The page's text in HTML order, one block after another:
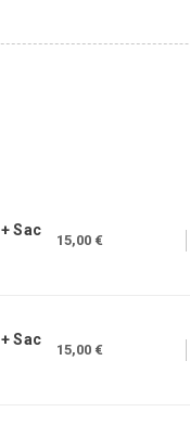
Sac
15,00 €
Sac
15,00 €